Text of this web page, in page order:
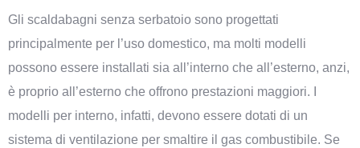
Gli scaldabagni senza serbatoio sono progettati
principalmente per l’uso domestico, ma molti modelli
possono essere installati sia all’interno che all’esterno, anzi,
è proprio all’esterno che offrono prestazioni maggiori. I
modelli per interno, infatti, devono essere dotati di un
sistema di ventilazione per smaltire il gas combustibile. Se